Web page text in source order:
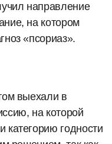
направление
на котором
«псориаз».
выехали в
на которой
категорию годности